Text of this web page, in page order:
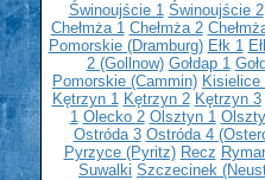
Świnoujście 1 Świnoujście 2
Chełmża 1 Chełmża 2
Pomorskie (Dramburg) Ełk 1
2 (Gollnow) Gołdap 1
Pomorskie (Cammin) Kisielice
Kętrzyn 1 Kętrzyn 2 Kętrzyn 3
1 Olecko 2 Olsztyn 1
Ostróda 3 Ostróda 4
Pyrzyce (Pyritz) Recz
Suwalki Szczecinek